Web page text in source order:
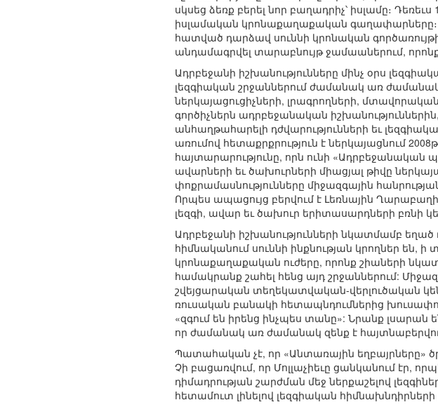
սկսեց ձեռք բերել նոր բաղադրիչ՝ իսլամը։
իսլամական կրոնաքաղաքական գաղափարները։
հատված դարձավ սուննի կրոնական
անդամագրվել տարաբնույթ ջամաաներում, որոնք
Ադրբեջանի իշխանությունները մինչ օրս
լեզգիական շրջաններում ժամանակ առ
ներկայացուցիչների, լրագրողների,
գործիչներն ադրբեջանական
անհաղթահարելի դժվարությունների եւ
առումով հետաքրքրություն է ներկայացնում
հայտարարությունը, որն ունի «Ադրբեջանական
ավարների եւ ծախուրների միացյալ թիվը
փոքրամասնությունները միջազգային
Որպես ապացույց բերվում է Լեռնային
լեզգի, ավար եւ ծախուր երիտասարդների բռնի
Ադրբեջանի իշխանությունների նկատմամբ եղած
հիմնականում սուննի ինքնության կրողներ են,
կրոնաքաղաքական ուժերը, որոնք շիաների
համակրանք շահել հենց այդ շրջաններում:
շվեյցարական տեղեկատվական-վերլուծական
ռուսական բանակի հետապնդումներից խուսափող
«զգում են իրենց ինչպես տանը»: Նրանք լսարան
որ ժամանակ առ ժամանակ զենք է
Պատահական չէ, որ «Անտառային եղբայրները»
Չի բացառվում, որ Մոլլաչիեւը ցանկանում էր,
դիմադրության շարժման մեջ ներքաշելով
հետամուտ լինելով լեզգիական հիմնախնդիրների